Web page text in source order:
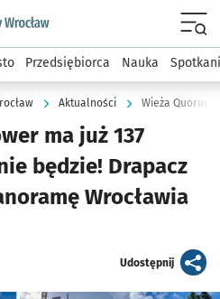
podserwis: Strategia
Przedsiębiorca Nauka
Aktualności Wieża Quorum
ma już 137
będzie! Drapacz
Wrocławia
Udostępnijartykuł